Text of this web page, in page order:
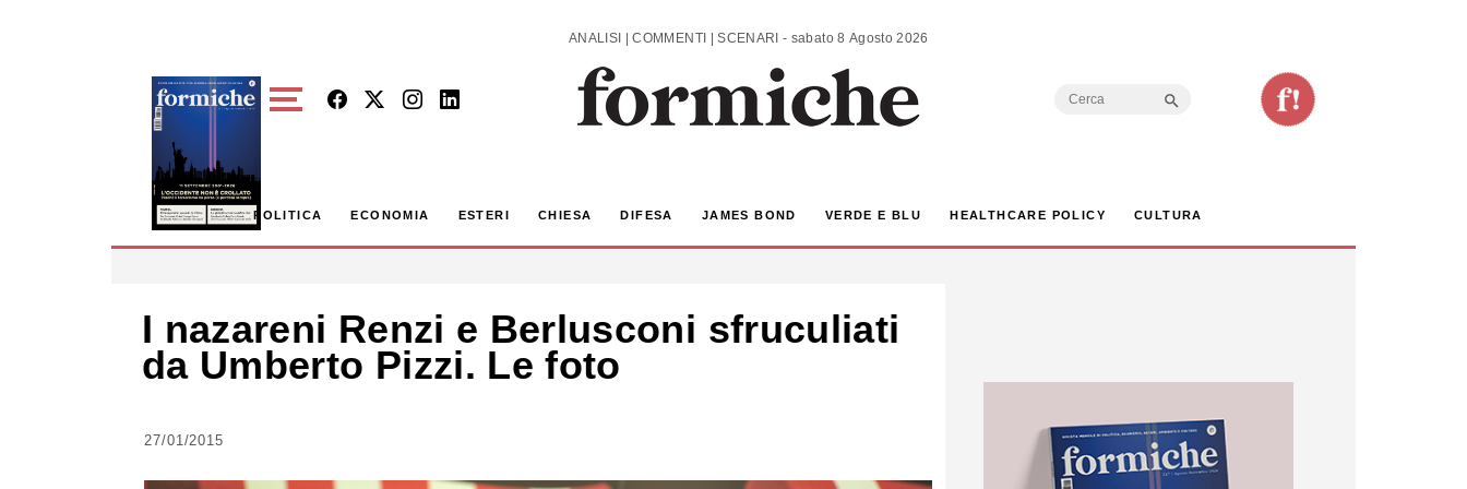
ANALISI | COMMENTI | SCENARI - sabato 8 Agosto 2026
Search
POLITICA ECONOMIA ESTERI CHIESA DIFESA JAMES BOND VERDE E BLU HEALTHCARE POLICY CULTURA
I nazareni Renzi e Berlusconi sfruculiati
da Umberto Pizzi. Le foto
27/01/2015